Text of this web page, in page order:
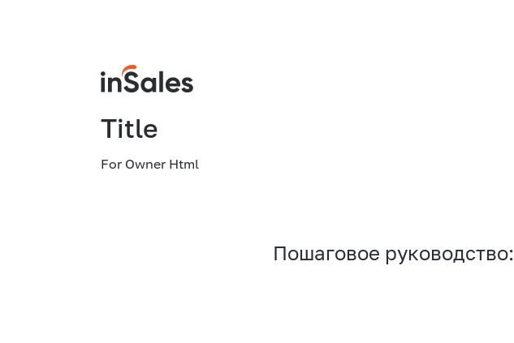
Title
For Owner Html
Пошаговое руководство: